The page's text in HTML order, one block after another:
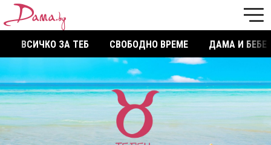
ВСИЧКО ЗА ТЕБ СВОБОДНО ВРЕМЕ ДАМА И БЕБЕ